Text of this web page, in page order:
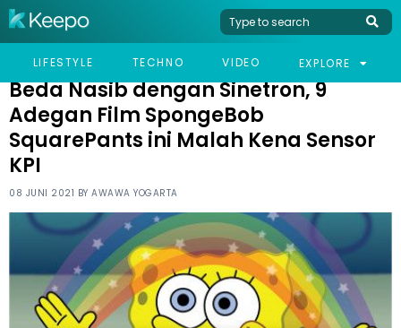
LIFESTYLE TECHNO VIDEO EXPLORE
HOME LIFESTYLE
BEDA NASIB DENGAN SINETRON, 9 ADEGAN FILM SPONGEBOB
Beda Nasib dengan Sinetron, 9
Adegan Film SpongeBob
SquarePants ini Malah Kena Sensor
KPI
08 JUNI 2021 BY AWAWA YOGARTA